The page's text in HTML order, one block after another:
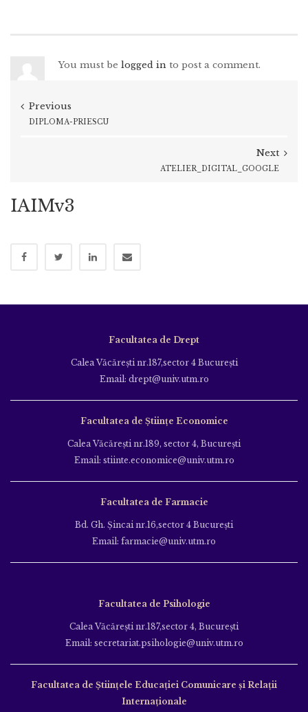
You must be logged in to post a comment.
Previous
DIPLOMA-PRIESCU
Next
ATELIER_DIGITAL_GOOGLE
IAIMv3
Facultatea de Drept
Calea Văcăreşti nr.187,sector 4 Bucureşti
Email: drept@univ.utm.ro
Facultatea de Științe Economice
Calea Văcăreşti nr.189, sector 4, Bucureşti
Email: stiinte.economice@univ.utm.ro
Facultatea de Farmacie
Bd. Gh. Şincai nr.16,sector 4 Bucureşti
Email: farmacie@univ.utm.ro
Facultatea de Psihologie
Calea Văcăreşti nr.187,sector 4, Bucureşti
Email: secretariat.psihologie@univ.utm.ro
Facultatea de Ştiinţele Educației Comunicare și Relații
Internaționale